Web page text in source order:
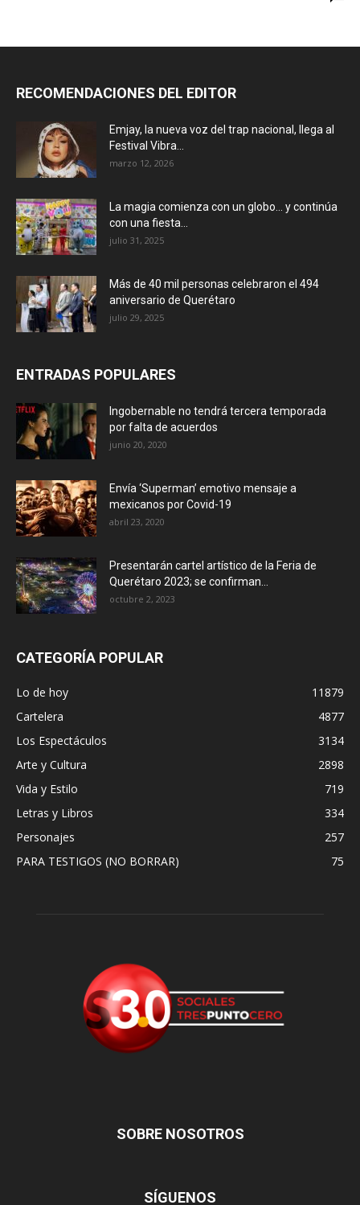
RECOMENDACIONES DEL EDITOR
Emjay, la nueva voz del trap nacional, llega al
Festival Vibra...
marzo 12, 2026
La magia comienza con un globo… y continúa
con una fiesta...
julio 31, 2025
Más de 40 mil personas celebraron el 494
aniversario de Querétaro
julio 29, 2025
ENTRADAS POPULARES
Ingobernable no tendrá tercera temporada
por falta de acuerdos
junio 20, 2020
Envía ‘Superman’ emotivo mensaje a
mexicanos por Covid-19
abril 23, 2020
Presentarán cartel artístico de la Feria de
Querétaro 2023; se confirman...
octubre 2, 2023
CATEGORÍA POPULAR
Lo de hoy
11879
Cartelera
4877
Los Espectáculos
3134
Arte y Cultura
2898
Vida y Estilo
719
Letras y Libros
334
Personajes
257
PARA TESTIGOS (NO BORRAR)
75
SOBRE NOSOTROS
SÍGUENOS